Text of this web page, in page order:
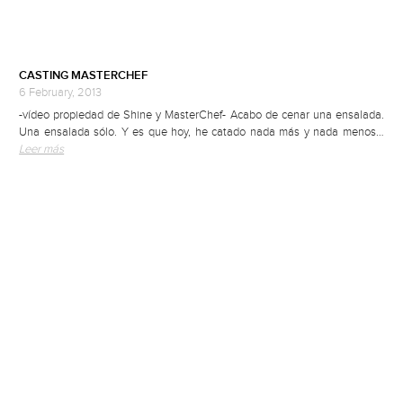
CASTING MASTERCHEF
6 February, 2013
-vídeo propiedad de Shine y MasterChef- Acabo de cenar una ensalada.
Una ensalada sólo. Y es que hoy, he catado nada más y nada menos…
Leer más